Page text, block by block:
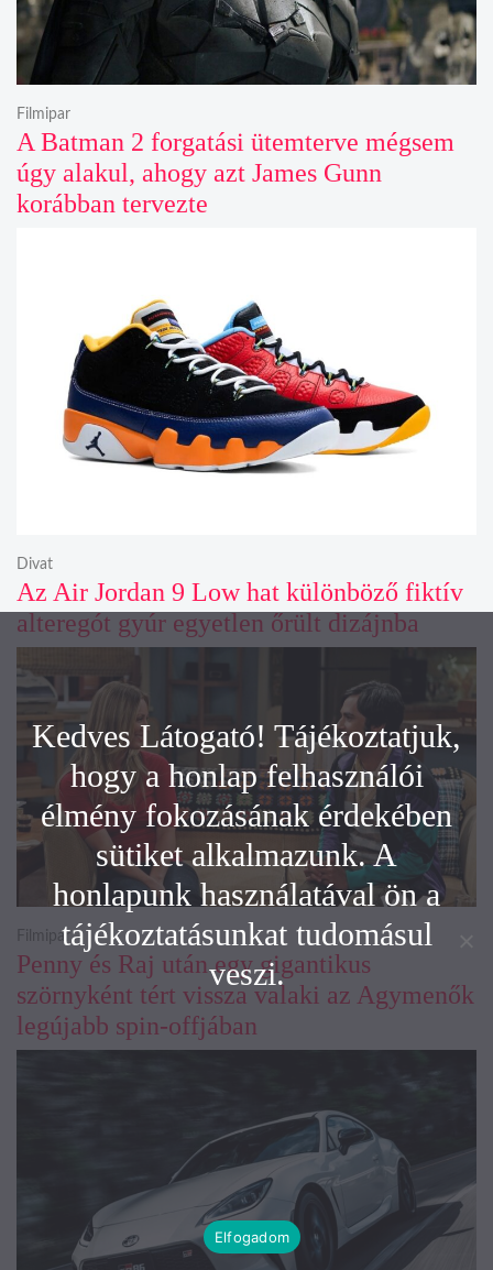
A Batman 2 forgatási ütemterve mégsem
úgy alakul, ahogy azt James Gunn
korábban tervezte
Filmipar
Az Air Jordan 9 Low hat különböző fiktív
alteregót gyúr egyetlen őrült dizájnba
Divat
Penny és Raj után egy gigantikus
szörnyként tért vissza valaki az Agymenők
legújabb spin-offjában
Filmipar
Kedves Látogató! Tájékoztatjuk,
hogy a honlap felhasználói
élmény fokozásának érdekében
sütiket alkalmazunk. A
honlapunk használatával ön a
tájékoztatásunkat tudomásul
veszi.
Elfogadom